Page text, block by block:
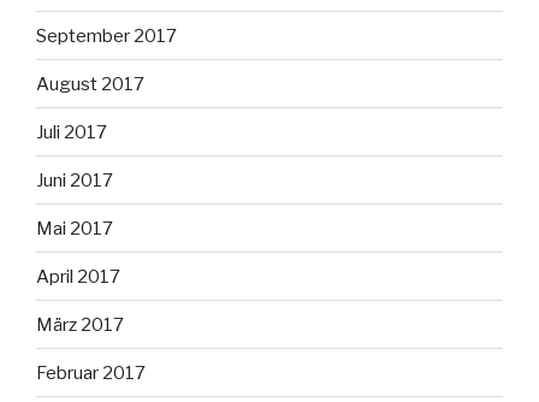
September 2017
August 2017
Juli 2017
Juni 2017
Mai 2017
April 2017
März 2017
Februar 2017